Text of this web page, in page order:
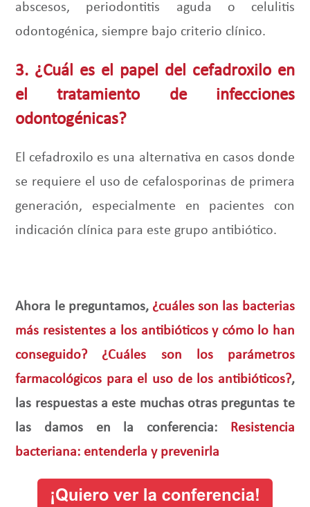
abscesos, periodontitis aguda o celulitis
odontogénica, siempre bajo criterio clínico.
3. ¿Cuál es el papel del cefadroxilo en
el tratamiento de infecciones
odontogénicas?
El cefadroxilo es una alternativa en casos donde
se requiere el uso de cefalosporinas de primera
generación, especialmente en pacientes con
indicación clínica para este grupo antibiótico.
Ahora le preguntamos, ¿cuáles son las bacterias
más resistentes a los antibióticos y cómo lo han
conseguido?
¿Cuáles son los parámetros
farmacológicos para el uso de los antibióticos?,
las respuestas a este muchas otras preguntas te
las damos en la conferencia: Resistencia
bacteriana: entenderla y prevenirla